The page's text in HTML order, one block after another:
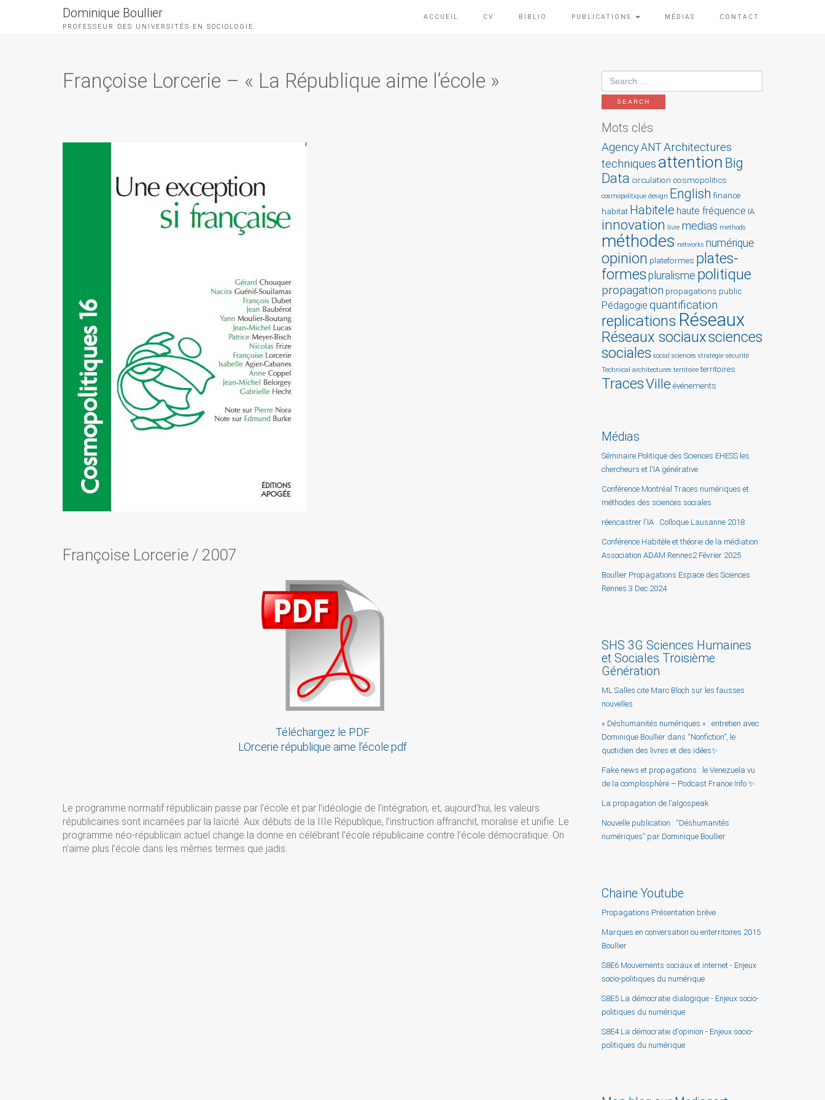
Dominique Boullier
PROFESSEUR DES UNIVERSITÉS EN SOCIOLOGIE
ACCUEIL CV BIBLIO PUBLICATIONS MÉDIAS CONTACT
Françoise Lorcerie – « La République aime l’école »
Françoise Lorcerie / 2007
Téléchargez le PDF
LOrcerie république aime l’école.pdf
Le programme normatif républicain passe par l’école et par l’idéologie de l’intégration, et, aujourd’hui, les valeurs
républicaines sont incarnées par la laïcité. Aux débuts de la IIIe République, l’instruction affranchit, moralise et unifie. Le
programme néo-républicain actuel change la donne en célébrant l’école républicaine contre l’école démocratique. On
n’aime plus l’école dans les mêmes termes que jadis.
Mots clés
AgencyANTArchitectures
techniques attention Big
Data circulation cosmopolitics
cosmopolitique design English finance
habitat Habitele haute fréquence IA
innovation livre medias methods
méthodes networks numérique
opinion plateformes plates-
formes pluralisme politique
propagation propagations public
Pédagogie quantification
replications Réseaux
Réseaux sociauxsciences
sociales social sciences stratégie sécurité
Technical architectures territoire territoires
TracesVille événements
Médias
Séminaire Politique des Sciences EHESS les
chercheurs et l'IA générative
Conférence Montréal Traces numériques et
méthodes des sciences sociales
réencastrer l'IA . Colloque Lausanne 2018
Conférence Habitèle et théorie de la médiation
Association ADAM Rennes2 Février 2025
Boullier Propagations Espace des Sciences
Rennes 3 Dec 2024
SHS 3G Sciences Humaines
et Sociales Troisième
Génération
ML Salles cite Marc Bloch sur les fausses
nouvelles
« Déshumanités numériques » : entretien avec
Dominique Boullier dans “Nonfiction”, le
quotidien des livres et des idées✨
Fake news et propagations : le Venezuela vu
de la complosphère – Podcast France Info ✨
La propagation de l’algospeak
Nouvelle publication : “Déshumanités
numériques” par Dominique Boullier
Chaine Youtube
Propagations Présentation brève
Marques en conversation ou enterritoires 2015
Boullier
S8E6 Mouvements sociaux et internet - Enjeux
socio-politiques du numérique
S8E5 La démocratie dialogique - Enjeux socio-
politiques du numérique
S8E4 La démocratie d'opinion - Enjeux socio-
politiques du numérique